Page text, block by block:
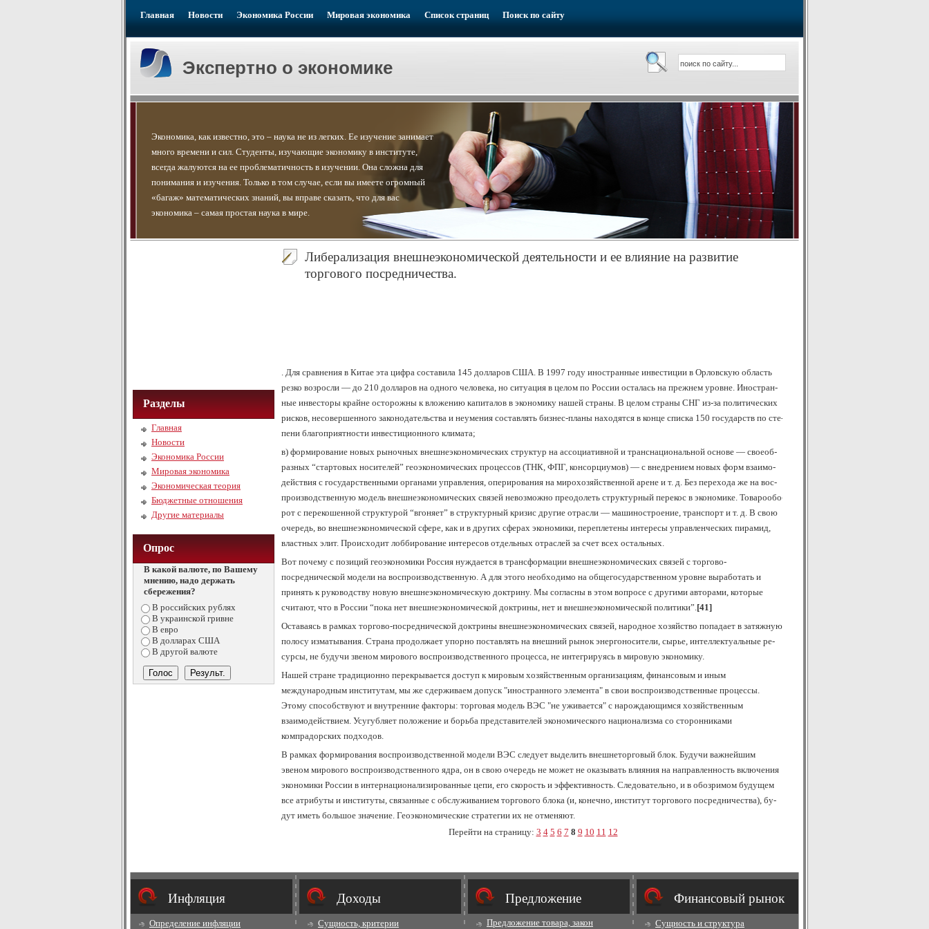
Главная Новости Экономика России Мировая экономика Список страниц Поиск по сайту
Экспертно о экономике
Экономика, как известно, это – наука не из легких. Ее изучение занимает
много времени и сил. Студенты, изучающие экономику в институте,
всегда жалуются на ее проблематичность в изучении. Она сложна для
понимания и изучения. Только в том случае, если вы имеете огромный
«багаж» математических знаний, вы вправе сказать, что для вас
экономика – самая простая наука в мире.
Разделы
Главная
Новости
Экономика России
Мировая экономика
Экономическая теория
Бюджетные отношения
Другие материалы
Опрос
В какой валюте, по Вашему
мнению, надо держать
сбережения?
В российских рублях
В украинской гривне
В евро
В долларах США
В другой валюте
Либерализация внешнеэкономической деятельности и ее влияние на развитие
торгового посредничества.
. Для срав­не­ния в Ки­тае эта циф­ра со­ста­ви­ла 145 дол­ла­ров США. В 1997 го­ду ино­стран­ные ин­ве­сти­ции в Ор­лов­скую об­ласть
рез­ко воз­рос­ли — до 210 дол­ла­ров на од­но­го че­ло­ве­ка, но си­туа­ция в це­лом по Рос­сии ос­та­лась на преж­нем уров­не. Ино­стран­
ные ин­ве­сто­ры край­не ос­то­рож­ны к вло­же­нию ка­пи­та­лов в эко­но­ми­ку на­шей стра­ны. В це­лом стра­ны СНГ из-за по­ли­ти­че­ских
рис­ков, не­со­вер­шен­но­го за­ко­но­да­тель­ст­ва и не­уме­ния со­ста­влять биз­нес-пла­ны на­хо­дят­ся в кон­це спи­ска 150 го­су­дарств по сте­
пе­ни бла­го­при­ят­но­сти ин­ве­сти­ци­он­но­го кли­ма­та;
в) фор­ми­ро­ва­ние но­вых ры­ноч­ных внеш­не­эко­но­ми­че­ских струк­тур на ас­со­циа­тив­ной и транс­на­цио­наль­ной ос­но­ве — свое­об­
раз­ных “стар­то­вых но­си­те­лей” гео­эко­но­ми­че­ских про­цес­сов (ТНК, ФПГ, кон­сор­циу­мов) — с вне­дре­ни­ем но­вых форм взаи­мо­
дей­ст­вия с го­су­дар­ст­вен­ны­ми ор­га­на­ми управ­ле­ния, опе­ри­ро­ва­ния на ми­ро­хо­зяй­ст­вен­ной аре­не и т. д. Без пе­ре­хо­да же на вос­
про­из­вод­ст­вен­ную мо­дель внеш­не­эко­но­ми­че­ских свя­зей не­воз­мож­но пре­одо­леть струк­тур­ный пе­ре­кос в эко­но­ми­ке. То­ва­ро­обо­
рот с пе­ре­ко­шен­ной струк­ту­рой “вго­ня­ет” в струк­тур­ный кри­зис дру­гие от­рас­ли — ма­ши­но­строе­ние, транс­порт и т. д. В свою
оче­редь, во внеш­не­эко­но­ми­че­ской сфе­ре, как и в дру­гих сфе­рах эко­но­ми­ки, пе­ре­пле­те­ны ин­те­ре­сы управ­лен­че­ских пи­ра­мид,
вла­ст­ных элит. Про­ис­хо­дит лоб­би­ро­ва­ние ин­те­ре­сов от­дель­ных от­рас­лей за счет всех ос­таль­ных.
Вот почему с позиций геоэкономики Россия нуждается в трансформации внешнеэкономических связей с торгово-
посреднической модели на воспроизводственную. А для этого необходимо на общегосударственном уровне выработать и
принять к руководству новую внешнеэкономическую доктрину. Мы согласны в этом вопросе с другими авторами, которые
считают, что в России “пока нет внешнеэкономической доктрины, нет и внешнеэкономической политики”.[41]
Оставаясь в рамках торгово-посреднической доктрины внешне­экономических связей, народное хозяйство попадает в затяжную
полосу изматывания. Страна продолжает упорно постав­лять на внешний рынок энергоносители, сырье, интеллектуальные ре­
сурсы, не будучи звеном мирового воспроизводственного процесса, не интегрируясь в мировую экономику.
Нашей стране традиционно перекрывается доступ к мировым хо­зяйственным организациям, финансовым и иным
международным инс­титутам, мы же сдерживаем допуск "иностранного элемента" в свои воспроизводственные процессы.
Этому способствуют и внутренние факторы: торговая модель ВЭС "не уживается" с нарождающимся хо­зяйственным
взаимодействием. Усугубляет положение и борьба представителей экономического национализма со сторонниками
компрадорских подходов.
В рамках формирования воспроизводственной модели ВЭС сле­дует выделить внешнеторговый блок. Будучи важнейшим
эвеном ми­рового воспроизводственного ядра, он в свою очередь не может не оказывать влияния на направленность включения
экономики России в интернационализированные цепи, его скорость и эффективность. Следовательно, и в обозримом будущем
все атрибуты и институты, связан­ные с об­слу­жи­ва­ни­ем тор­го­во­го бло­ка (и, ко­неч­но, ин­сти­тут тор­го­во­го по­сред­ни­че­ст­ва), бу­
дут иметь боль­шое зна­че­ние. Гео­эко­но­ми­че­ские стра­те­гии их не от­ме­ня­ют.
Перейти на страницу: 3 4 5 6 7 8 9 10 11 12
Инфляция
Определение инфляции
Доходы
Сущность, критерии
Предложение
Предложение товара, закон
Финансовый рынок
Сущность и структура